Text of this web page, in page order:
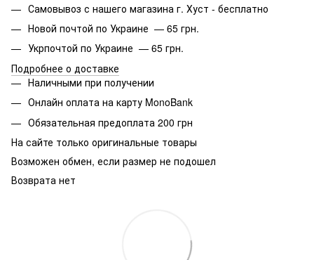
Самовывоз с нашего магазина г. Хуст - бесплатно
Новой почтой по Украине — 65 грн.
Укрпочтой по Украине — 65 грн.
Подробнее о доставке
Наличными при получении
Онлайн оплата на карту MonoBank
Обязательная предоплата 200 грн
На сайте только оригинальные товары
Возможен обмен, если размер не подошел
Возврата нет